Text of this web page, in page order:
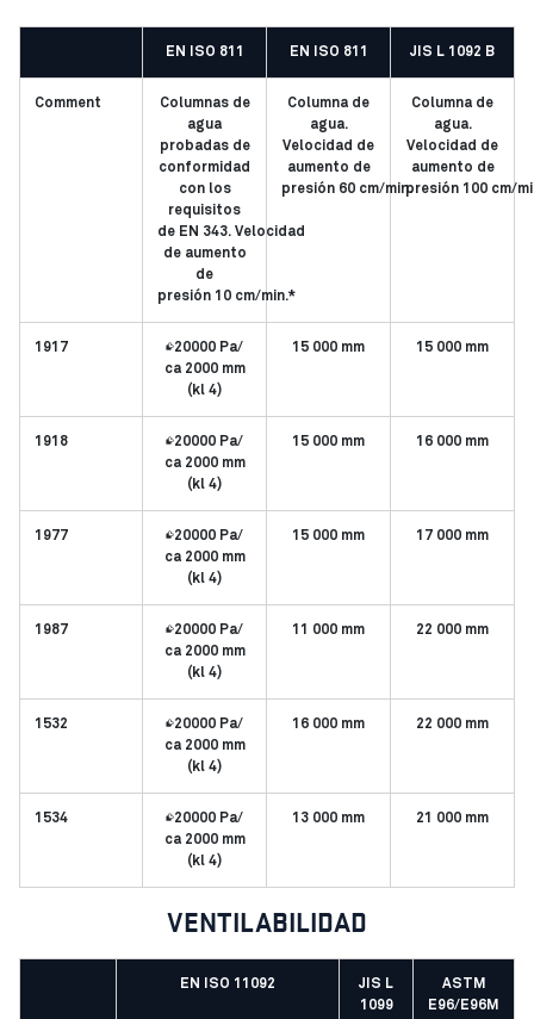
EN ISO 811 EN ISO 811 JIS L 1092 B
Comment
Columnas de
agua
probadas de
conformidad
con los
requisitos
de EN 343. Velocidad
de aumento
de
presión 10 cm/min.*
Columna de
agua.
Velocidad de
aumento de
presión 60 cm/min.
Columna de
agua.
Velocidad de
aumento de
presión 100 cm/
1917
≥20000 Pa/
ca 2000 mm
(kl 4)
15 000 mm 15 000 mm
1918
≥20000 Pa/
ca 2000 mm
(kl 4)
15 000 mm 16 000 mm
1977
≥20000 Pa/
ca 2000 mm
(kl 4)
15 000 mm 17 000 mm
1987
≥20000 Pa/
ca 2000 mm
(kl 4)
11 000 mm 22 000 mm
1532
≥20000 Pa/
ca 2000 mm
(kl 4)
16 000 mm 22 000 mm
1534
≥20000 Pa/
ca 2000 mm
(kl 4)
13 000 mm 21 000 mm
VENTILABILIDAD
EN ISO 11092
JIS L
1099
ASTM
E96/E96M